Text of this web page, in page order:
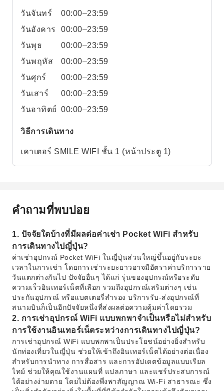
วันจันทร์
00:00–23:59
วันอังคาร
00:00–23:59
วันพุธ
00:00–23:59
วันพฤหัส
00:00–23:59
วันศุกร์
00:00–23:59
วันเสาร์
00:00–23:59
วันอาทิตย์ 00:00–23:59
วิธีการเดินทาง
เคาเตอร์ SMILE WIFI ชั้น 1 (หน้าประตู 1)
คำถามที่พบบ่อย
1. ปัจจัยใดบ้างที่มีผลต่อค่าเช่า Pocket WiFi สำหรับ
การเดินทางไปญี่ปุ่น?
ค่าเช่าอุปกรณ์ Pocket WiFi ในญี่ปุ่นส่วนใหญ่ขึ้นอยู่กับระยะ
เวลาในการเช่า โดยการเช่าระยะยาวอาจมีอัตราค่าบริการราย
วันแตกต่างกันไป ปัจจัยอื่นๆ ได้แก่ รุ่นของอุปกรณ์หรือระดับ
ความเร็วอินเทอร์เน็ตที่เลือก รวมถึงอุปกรณ์เสริมต่างๆ เช่น
ประกันอุปกรณ์ หรือแบตเตอรี่สำรอง บริการรับ-ส่งอุปกรณ์ที่
สนามบินก็เป็นอีกปัจจัยหนึ่งที่ส่งผลต่อความคุ้มค่าโดยรวม
2. การเช่าอุปกรณ์ WiFi แบบพกพาจำเป็นหรือไม่สำหรับ
การใช้งานอินเทอร์เน็ตระหว่างการเดินทางไปญี่ปุ่น?
การเช่าอุปกรณ์ WiFi แบบพกพาเป็นประโยชน์อย่างยิ่งสำหรับ
นักท่องเที่ยวในญี่ปุ่น ช่วยให้เข้าถึงอินเทอร์เน็ตได้อย่างต่อเนื่อง
สำหรับการนำทาง การสื่อสาร และการอัปเดตข้อมูลแบบเรียล
ไทม์ ช่วยให้คุณใช้งานแผนที่ แปลภาษา และแชร์ประสบการณ์
ได้อย่างง่ายดาย โดยไม่ต้องพึ่งพาสัญญาณ Wi-Fi สาธารณะ ซึ่ง